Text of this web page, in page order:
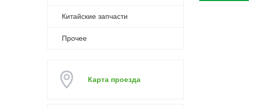
Китайские запчасти
Прочее
Карта проезда